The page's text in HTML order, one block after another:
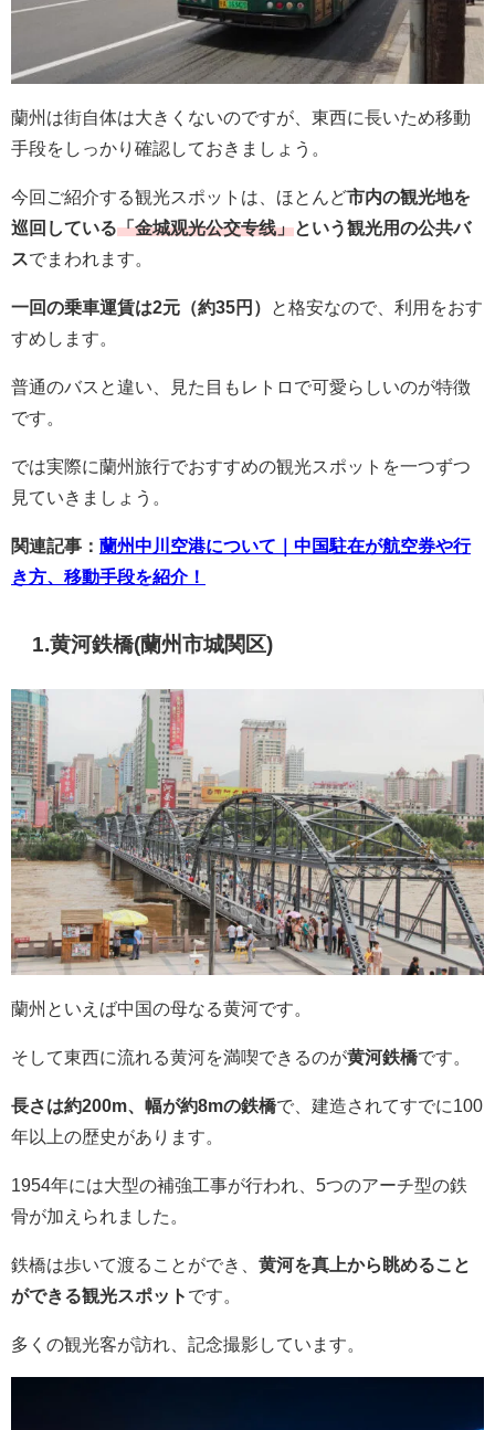
蘭州は街自体は大きくないのですが、東西に長いため移動
手段をしっかり確認しておきましょう。
今回ご紹介する観光スポットは、ほとんど市内の観光地を
巡回している「金城观光公交专线」という観光用の公共バ
スでまわれます。
一回の乗車運賃は2元（約35円）
と格安なので、利用をおす
すめします。
普通のバスと違い、見た目もレトロで可愛らしいのが特徴
です。
では実際に蘭州旅行でおすすめの観光スポットを一つずつ
見ていきましょう。
関連記事： 蘭州中川空港について｜中国駐在が航空券や行
き方、移動手段を紹介！
1.黄河鉄橋(蘭州市城関区)
蘭州といえば中国の母なる黄河です。
そして東西に流れる黄河を満喫できるのが黄河鉄橋です。
長さは約200m、幅が約8mの鉄橋で、建造されてすでに100
年以上の歴史があります。
1954年には大型の補強工事が行われ、5つのアーチ型の鉄
骨が加えられました。
鉄橋は歩いて渡ることができ、 黄河を真上から眺めること
ができる観光スポット です。
多くの観光客が訪れ、記念撮影しています。